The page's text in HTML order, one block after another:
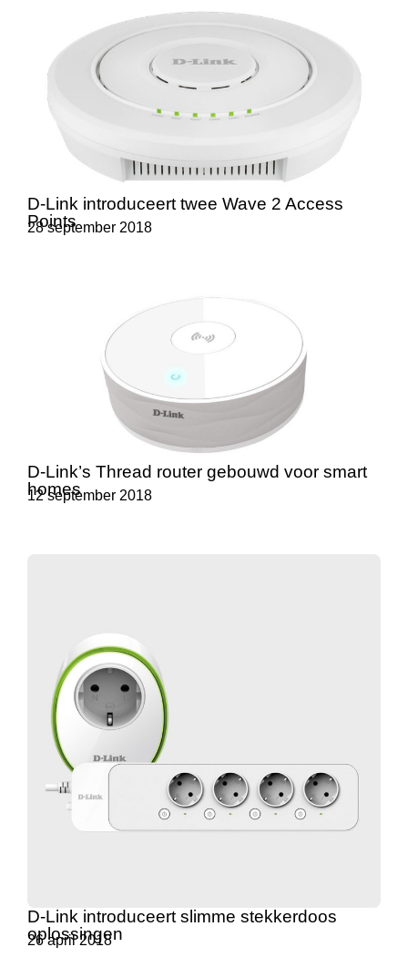
D-Link introduceert twee Wave 2 Access
Points
28 september 2018
D-Link’s Thread router gebouwd voor smart
homes
12 september 2018
D-Link introduceert slimme stekkerdoos
oplossingen
26 april 2018